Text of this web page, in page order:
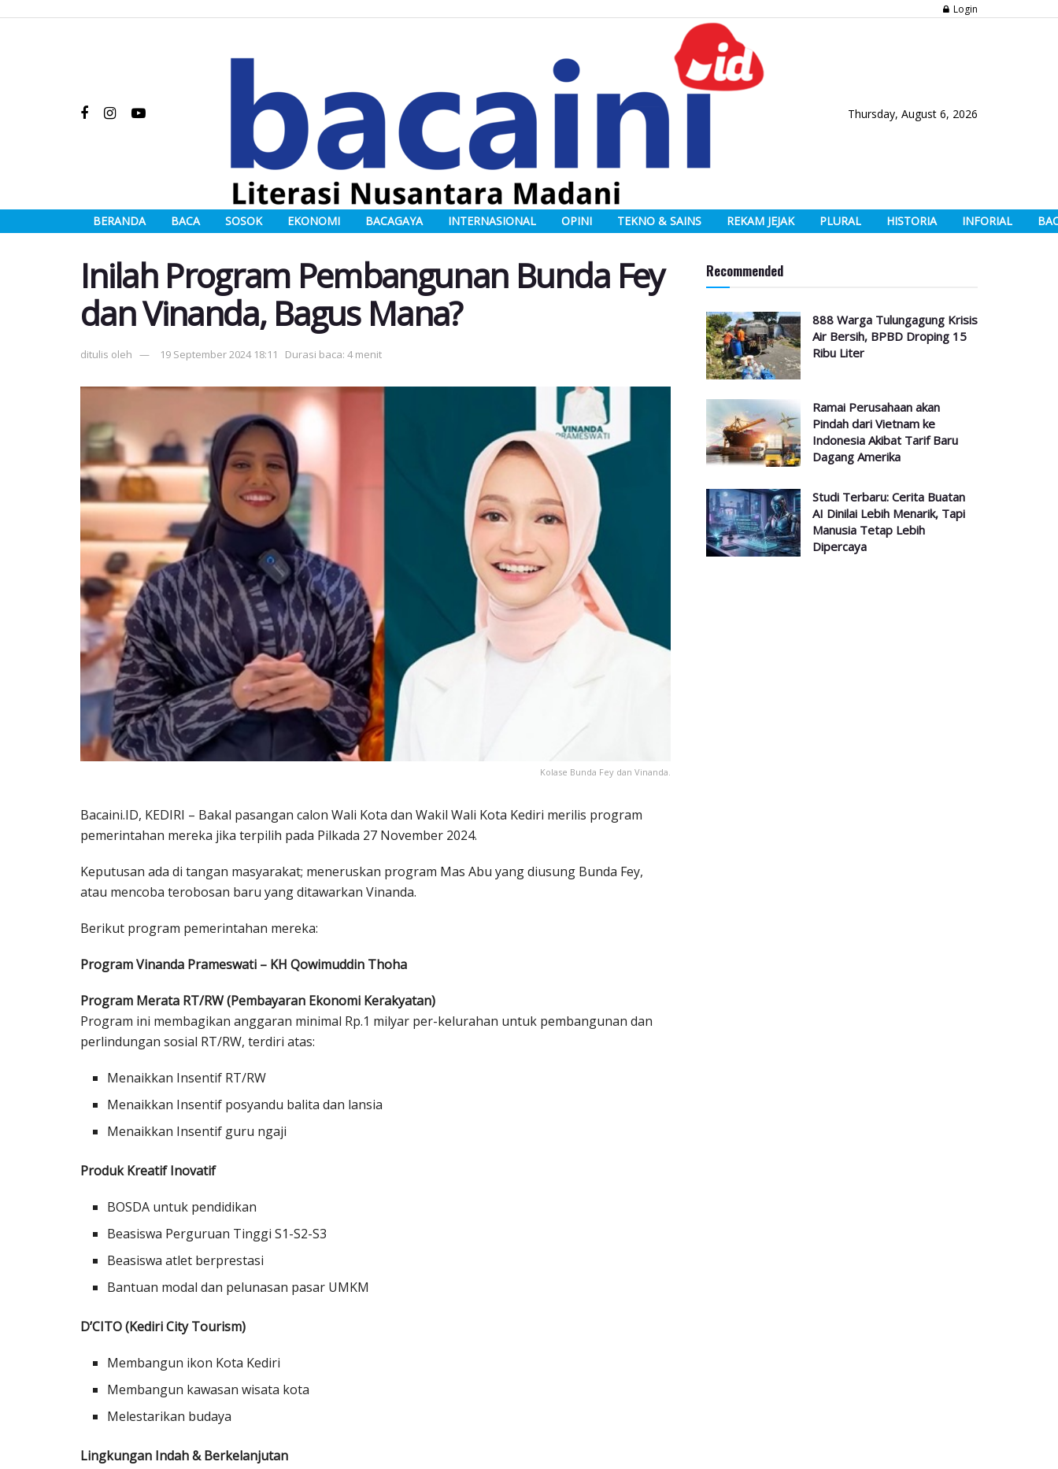
Login
Thursday, August 6, 2026
BERANDA BACA SOSOK EKONOMI BACAGAYA INTERNASIONAL OPINI TEKNO & SAINS REKAM JEJAK PLURAL HISTORIA INFORIAL
Inilah Program Pembangunan Bunda Fey
dan Vinanda, Bagus Mana?
ditulis oleh 19 September 2024 18:11 Durasi baca: 4 menit
Kolase Bunda Fey dan Vinanda.
Bacaini.ID, KEDIRI – Bakal pasangan calon Wali Kota dan Wakil Wali Kota Kediri merilis program
pemerintahan mereka jika terpilih pada Pilkada 27 November 2024.
Keputusan ada di tangan masyarakat; meneruskan program Mas Abu yang diusung Bunda Fey,
atau mencoba terobosan baru yang ditawarkan Vinanda.
Berikut program pemerintahan mereka:
Program Vinanda Prameswati – KH Qowimuddin Thoha
Program Merata RT/RW (Pembayaran Ekonomi Kerakyatan)
Program ini membagikan anggaran minimal Rp.1 milyar per-kelurahan untuk pembangunan dan
perlindungan sosial RT/RW, terdiri atas:
Menaikkan Insentif RT/RW
Menaikkan Insentif posyandu balita dan lansia
Menaikkan Insentif guru ngaji
Produk Kreatif Inovatif
BOSDA untuk pendidikan
Beasiswa Perguruan Tinggi S1-S2-S3
Beasiswa atlet berprestasi
Bantuan modal dan pelunasan pasar UMKM
D’CITO (Kediri City Tourism)
Membangun ikon Kota Kediri
Membangun kawasan wisata kota
Melestarikan budaya
Lingkungan Indah & Berkelanjutan
Recommended
888 Warga Tulungagung Krisis
Air Bersih, BPBD Droping 15
Ribu Liter
Ramai Perusahaan akan
Pindah dari Vietnam ke
Indonesia Akibat Tarif Baru
Dagang Amerika
Studi Terbaru: Cerita Buatan
AI Dinilai Lebih Menarik, Tapi
Manusia Tetap Lebih
Dipercaya